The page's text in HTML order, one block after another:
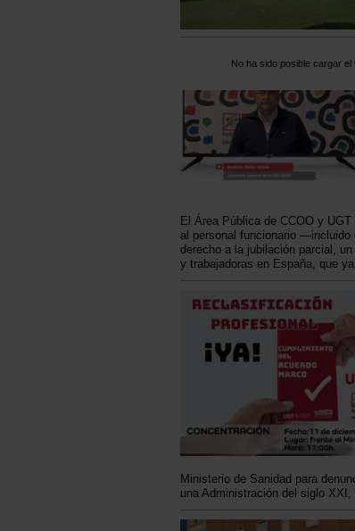
No ha sido posible cargar el
El Área Pública de CCOO y
al personal funcionario
derecho a la jubilación parcial,
y trabajadoras en España, que
Ministerio de Sanidad para
una Administración del siglo